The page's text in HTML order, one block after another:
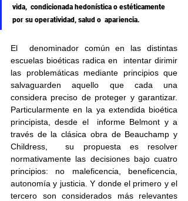
vida,  condicionada hedonística o estéticamente
por su operatividad, salud o  apariencia.
El  denominador común en las distintas
escuelas bioéticas radica en  intentar dirimir
las problemáticas mediante principios que
salvaguarden aquello que cada una
considera preciso de proteger y garantizar.
Particularmente en la ya extendida bioética
principista, desde el  informe Belmont y a
través de la clásica obra de Beauchamp y
Childress,  su propuesta es resolver
normativamente las decisiones bajo cuatro
principios: no maleficencia, beneficencia,
autonomía y justicia. Y donde el primero y el
tercero son considerados más relevantes